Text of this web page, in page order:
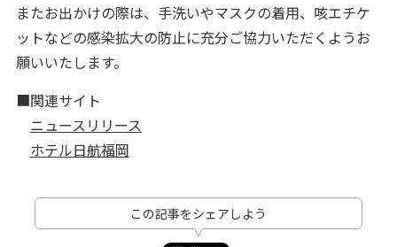
またお出かけの際は、手洗いやマスクの着用、咳エチケ
ットなどの感染拡大の防止に充分ご協力いただくようお
願いいたします。
■関連サイト
ニュースリリース
ホテル日航福岡
この記事をシェアしよう